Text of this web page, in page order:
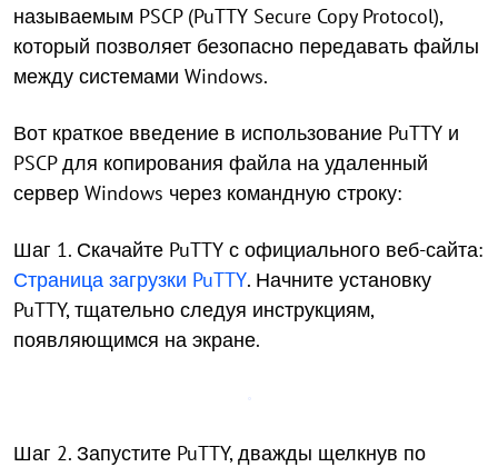
называемым PSCP (PuTTY Secure Copy Protocol),
который позволяет безопасно передавать файлы
между системами Windows.
Вот краткое введение в использование PuTTY и
PSCP для копирования файла на удаленный
сервер Windows через командную строку:
Шаг 1. Скачайте PuTTY с официального веб-сайта:
Страница загрузки PuTTY. Начните установку
PuTTY, тщательно следуя инструкциям,
появляющимся на экране.
Шаг 2. Запустите PuTTY, дважды щелкнув по